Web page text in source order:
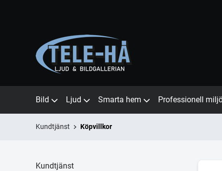
Bild Ljud Smarta hem Professionell
Kundtjänst Köpvillkor
Kundtjänst